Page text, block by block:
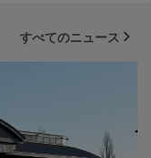
すべてのニュース